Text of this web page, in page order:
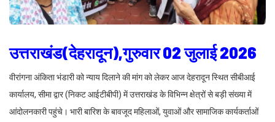
उत्तराखंड(देहरादून),गुरुवार 02 जुलाई 2026
वीरांगना अंकिता भंडारी को न्याय दिलाने की मांग को लेकर आज देहरादून स्थित सीबीआई
कार्यालय, सीमा द्वार (निकट आईटीबीपी) में उत्तराखंड के विभिन्न क्षेत्रों से बड़ी संख्या में
आंदोलनकारी पहुंचे। भारी बारिश के बावजूद महिलाओं, युवाओं और सामाजिक कार्यकर्ताओं